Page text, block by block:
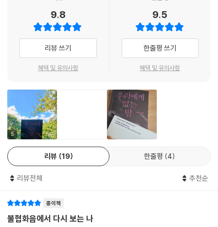
미 풍요롭고 안정적인 삶을 누리며 다른 이들이 따라 할 수 없는 여유가 몸
에 배어 있는 금의 세계 사람들은 오히려 다른 세계를 욕망하기까지 하지
만 결코 자신이 가진 것을 과감히 버리지는 못한다. 한편 「제인의 허밍」의
한나와 같은 은의 세계 사람들은 끝없는 모방으로 금의 세계에 다가가려
하지만 거대한 취향의 장벽 앞에서 좌절할 수밖에 없다. 마지막으로 궁핍
한 취향을 가졌으나 결국은 돈 문제로 헤어지고 마는 「플루토, 너의 검은
고양이」 속 동거인들처럼 취향이 그다지 문제가 되지 않거나, 「우리에게 없
는 밤」의 지수와「집」의 화자처럼 자신의 폐허를 다시금 확인하게 해주는
것일 뿐이다. 이제 각각의 작품 속에서, 작가가 깊이 들여다보고 묘사하는
이 세계 속의 인물들을 만나보자.
「아무도」
그런 식으로 내가 점점 더 외롭고 고통스러워진다는 것을 이미 알고 있었
4)
9.8
리뷰 쓰기
혜택 및 유의사항
9.5
한줄평 쓰기
혜택 및 유의사항
5
리뷰 19 한줄평 4
리뷰전체 추천순
종이책
불협화음에서 다시 보는 나